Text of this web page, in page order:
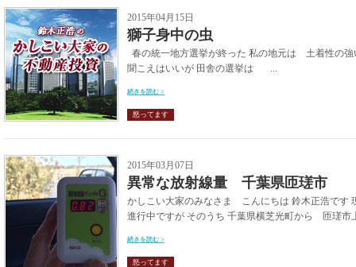
2015年04月15日
獅子身中の虫
春の統一地方選挙が終った 私の地元は 土着性
聞こえはいいが 田舎の選挙は ...
続きを読む >
怒ってます
2015年03月07日
異常な放射線量 千葉県匝瑳市
かしこい大家のみなさま こんにちは 鈴木正浩で
進行中ですが そのうち 千葉県横芝光町から 匝瑳市
続きを読む >
怒ってます